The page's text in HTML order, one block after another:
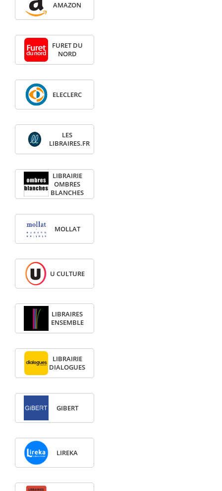
AMAZON
FURET DU
NORD
ELECLERC
LES
LIBRAIRES.FR
LIBRAIRIE
OMBRES
BLANCHES
MOLLAT
U CULTURE
LIBRAIRES
ENSEMBLE
LIBRAIRIE
DIALOGUES
GIBERT
LIREKA